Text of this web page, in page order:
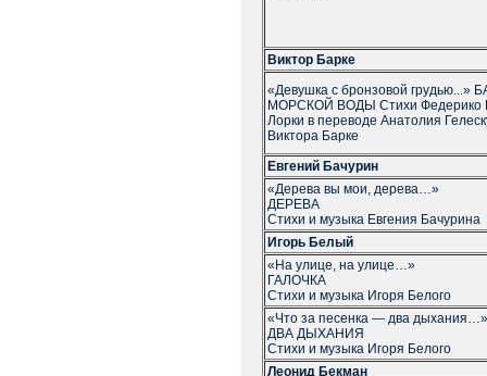
Виктор Барке
«Девушка с бронзовой грудью...»
МОРСКОЙ ВОДЫ Стихи Федерико
Лорки в переводе Анатолия
Виктора Барке
Евгений Бачурин
«Дерева вы мои, дерева…»
ДЕРЕВА
Стихи и музыка Евгения Бачурина
Игорь Белый
«На улице, на улице…»
ГАЛОЧКА
Стихи и музыка Игоря Белого
«Что за песенка — два дыхания…»
ДВА ДЫХАНИЯ
Стихи и музыка Игоря Белого
Леонид Бекман